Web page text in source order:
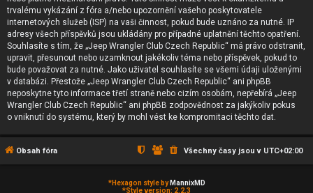
trvalému vykázání z fóra a/nebo upozornění vašeho poskytovatele
internetových služeb (ISP) na vaši činnost, pokud bude uznáno za nutné. IP
adresy všech příspěvků jsou ukládány pro případné uplatnění těchto opatření.
Souhlasíte s tím, že „Jeep Wrangler Club Czech Republic“ má právo odstranit,
upravit, přesunout nebo uzamknout jakékoliv téma nebo příspěvek, pokud to
bude považovat za nutné. Jako uživatel souhlasíte se všemi údaji uloženými
v databázi. Přestože „Jeep Wrangler Club Czech Republic“ ani phpBB
neposkytne tyto informace třetí straně nebo cizím osobám, nepřebírá „Jeep
Wrangler Club Czech Republic“ ani phpBB zodpovědnost za jakýkoliv pokus
o vniknutí do systému, který by mohl vést ke kompromitaci těchto dat.
Obsah fóra Všechny časy jsou v UTC+02:00
*Hexagon style by MannixMD
*Style version: 2.2.3